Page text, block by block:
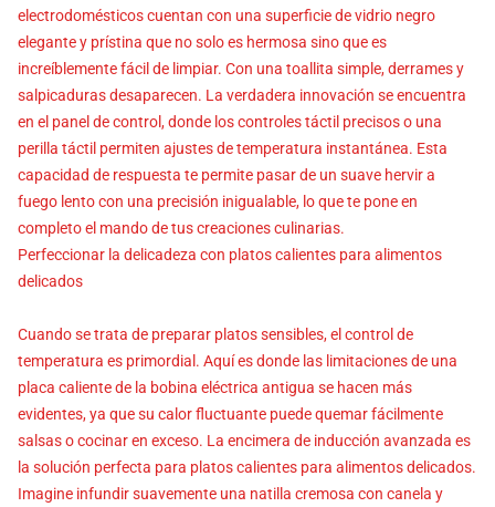
electrodomésticos cuentan con una superficie de vidrio negro
elegante y prístina que no solo es hermosa sino que es
increíblemente fácil de limpiar. Con una toallita simple, derrames y
salpicaduras desaparecen. La verdadera innovación se encuentra
en el panel de control, donde los controles táctil precisos o una
perilla táctil permiten ajustes de temperatura instantánea. Esta
capacidad de respuesta te permite pasar de un suave hervir a
fuego lento con una precisión inigualable, lo que te pone en
completo el mando de tus creaciones culinarias.
Perfeccionar la delicadeza con platos calientes para alimentos
delicados
Cuando se trata de preparar platos sensibles, el control de
temperatura es primordial. Aquí es donde las limitaciones de una
placa caliente de la bobina eléctrica antigua se hacen más
evidentes, ya que su calor fluctuante puede quemar fácilmente
salsas o cocinar en exceso. La encimera de inducción avanzada es
la solución perfecta para platos calientes para alimentos delicados.
Imagine infundir suavemente una natilla cremosa con canela y